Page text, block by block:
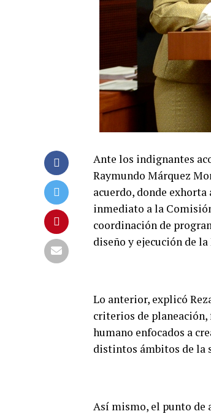
Ante los indignantes
Raymundo Márquez
acuerdo, donde exhorta
inmediato a la
coordinación de
diseño y ejecución de
Lo anterior, explicó
criterios de
humano enfocados a
distintos ámbitos de la
Así mismo, el punto de